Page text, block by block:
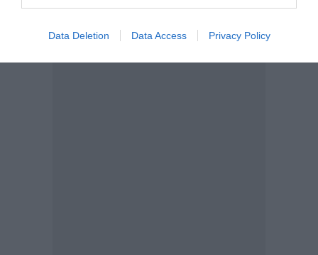
Data Deletion Data Access Privacy Policy